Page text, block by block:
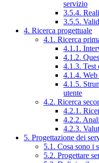
servizio
3.5.4.
3.5.5.
4. Ricerca progettuale
4.1. Ricerca
4.1.1.
4.1.2.
4.1.3. Test
4.1.4.
4.1.5.
utente
4.2. Ricerca
4.2.1.
4.2.2.
4.2.3.
5. Progettazione dei
5.1. Cosa sono i
5.2. Progettare